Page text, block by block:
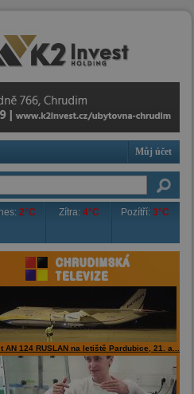
Můj účet
2°C Zítra:4°C Pozítří: 3°C
AN 124 RUSLAN na letiště Pardubice, 21. a...